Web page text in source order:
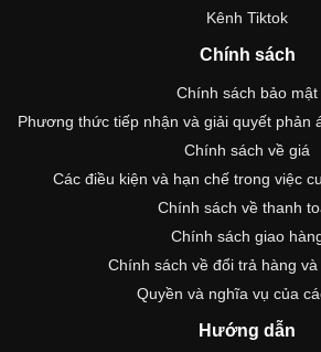
Kênh Tiktok
Chính sách
Chính sách bảo mật
Phương thức tiếp nhận và giải quyết phản
Chính sách về giá
Các điều kiện và hạn chế trong việc
Chính sách về thanh
Chính sách giao
Chính sách về đổi trả hàng và
Quyền và nghĩa vụ của
Hướng dẫn